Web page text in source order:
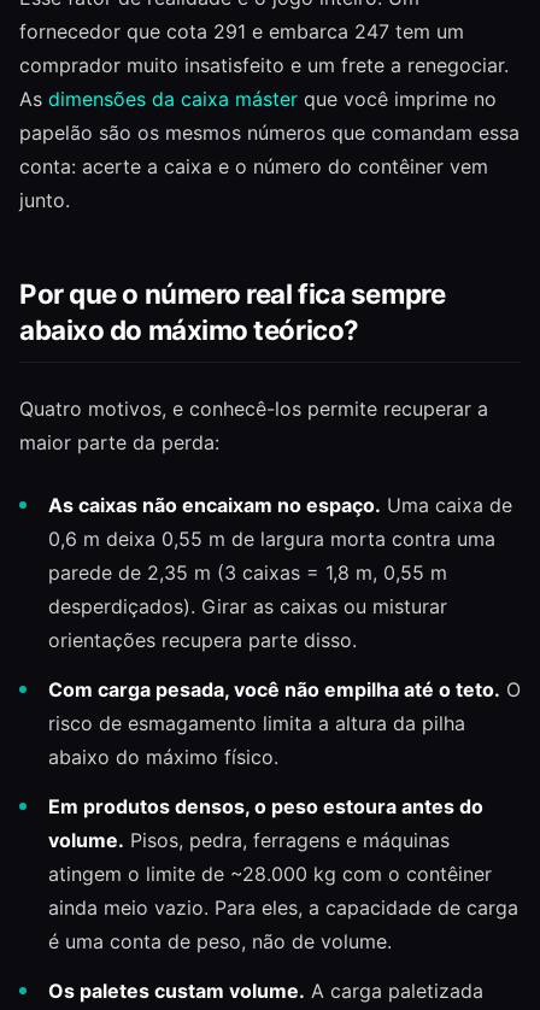
fornecedor que cota 291 e embarca 247 tem um
comprador muito insatisfeito e um frete a renegociar.
As dimensões da caixa máster que você imprime no
papelão são os mesmos números que comandam essa
conta: acerte a caixa e o número do contêiner vem
junto.
Por que o número real fica sempre
abaixo do máximo teórico?
Quatro motivos, e conhecê-los permite recuperar a
maior parte da perda:
As caixas não encaixam no espaço. Uma caixa de
0,6 m deixa 0,55 m de largura morta contra uma
parede de 2,35 m (3 caixas = 1,8 m, 0,55 m
desperdiçados). Girar as caixas ou misturar
orientações recupera parte disso.
Com carga pesada, você não empilha até o teto. O
risco de esmagamento limita a altura da pilha
abaixo do máximo físico.
Em produtos densos, o peso estoura antes do
volume. Pisos, pedra, ferragens e máquinas
atingem o limite de ~28.000 kg com o contêiner
ainda meio vazio. Para eles, a capacidade de carga
é uma conta de peso, não de volume.
Os paletes custam volume. A carga paletizada